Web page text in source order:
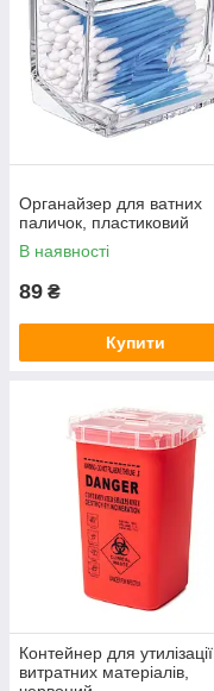
Органайзер для ватних
паличок, пластиковий
В наявності
89 ₴
Купити
Контейнер для утилізації
витратних матеріалів,